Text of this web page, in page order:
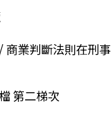
業判斷法則在刑
第二梯次